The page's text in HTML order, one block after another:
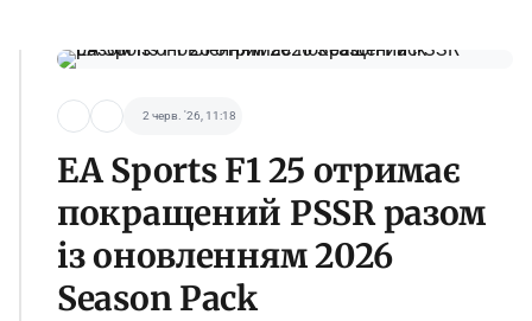
2 черв. '26, 11:18
EA Sports F1 25 отримає
покращений PSSR разом
із оновленням 2026
Season Pack